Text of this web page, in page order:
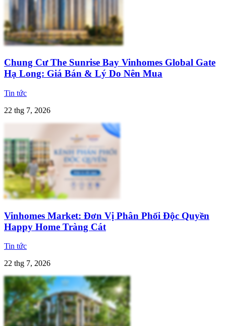
Chung Cư The Sunrise Bay Vinhomes Global Gate
Hạ Long: Giá Bán & Lý Do Nên Mua
Tin tức
22 thg 7, 2026
Vinhomes Market: Đơn Vị Phân Phối Độc Quyền
Happy Home Tràng Cát
Tin tức
22 thg 7, 2026